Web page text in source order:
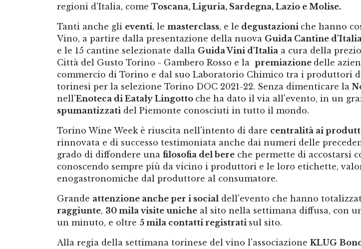
regioni d'Italia, come Toscana, Liguria, Sardegna, Lazio e Molise.
Tanti anche gli eventi, le masterclass, e le degustazioni che hanno
Vino, a partire dalla presentazione della nuova Guida Cantine
e le 15 cantine selezionate dalla Guida Vini d'Italia a cura della
Città del Gusto Torino - Gambero Rosso e la premiazione delle
commercio di Torino e dal suo Laboratorio Chimico tra i produttori
torinesi per la selezione Torino DOC 2021-22. Senza dimenticare la
nell'Enoteca di Eataly Lingotto che ha dato il via all'evento, in un
spumantizzati del Piemonte conosciuti in tutto il mondo.
Torino Wine Week è riuscita nell'intento di dare centralità ai
rinnovata e di successo testimoniata anche dai numeri delle
grado di diffondere una filosofia del bere che permette di accostarsi
conoscendo sempre più da vicino i produttori e le loro etichette,
enogastronomiche dal produttore al consumatore.
Grande attenzione anche per i social dell'evento che hanno
raggiunte, 30 mila visite uniche al sito nella settimana diffusa, con
un minuto, e oltre 5 mila contatti registrati sul sito.
Alla regia della settimana torinese del vino l'associazione KLUG